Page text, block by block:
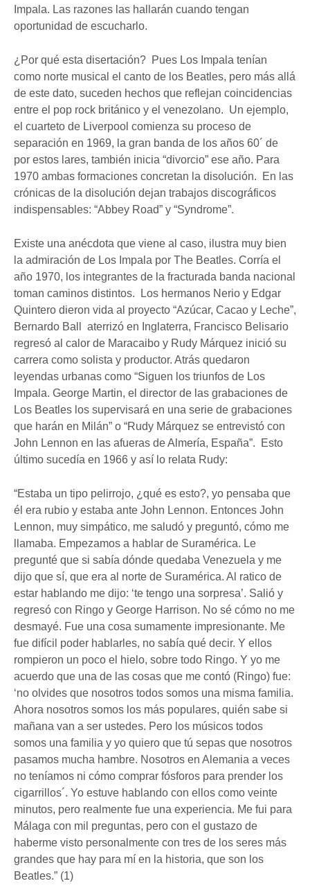
Impala. Las razones las hallarán cuando tengan
oportunidad de escucharlo.
¿Por qué esta disertación? Pues Los Impala tenían
como norte musical el canto de los Beatles, pero más allá
de este dato, suceden hechos que reflejan coincidencias
entre el pop rock británico y el venezolano. Un ejemplo,
el cuarteto de Liverpool comienza su proceso de
separación en 1969, la gran banda de los años 60´ de
por estos lares, también inicia “divorcio” ese año. Para
1970 ambas formaciones concretan la disolución. En las
crónicas de la disolución dejan trabajos discográficos
indispensables: “Abbey Road” y “Syndrome”.
Existe una anécdota que viene al caso, ilustra muy bien
la admiración de Los Impala por The Beatles. Corría el
año 1970, los integrantes de la fracturada banda nacional
toman caminos distintos. Los hermanos Nerio y Edgar
Quintero dieron vida al proyecto “Azúcar, Cacao y Leche”,
Bernardo Ball aterrizó en Inglaterra, Francisco Belisario
regresó al calor de Maracaibo y Rudy Márquez inició su
carrera como solista y productor. Atrás quedaron
leyendas urbanas como “Siguen los triunfos de Los
Impala. George Martin, el director de las grabaciones de
Los Beatles los supervisará en una serie de grabaciones
que harán en Milán” o “Rudy Márquez se entrevistó con
John Lennon en las afueras de Almería, España”. Esto
último sucedía en 1966 y así lo relata Rudy:
“Estaba un tipo pelirrojo, ¿qué es esto?, yo pensaba que
él era rubio y estaba ante John Lennon. Entonces John
Lennon, muy simpático, me saludó y preguntó, cómo me
llamaba. Empezamos a hablar de Suramérica. Le
pregunté que si sabía dónde quedaba Venezuela y me
dijo que sí, que era al norte de Suramérica. Al ratico de
estar hablando me dijo: ‘te tengo una sorpresa’. Salió y
regresó con Ringo y George Harrison. No sé cómo no me
desmayé. Fue una cosa sumamente impresionante. Me
fue difícil poder hablarles, no sabía qué decir. Y ellos
rompieron un poco el hielo, sobre todo Ringo. Y yo me
acuerdo que una de las cosas que me contó (Ringo) fue:
‘no olvides que nosotros todos somos una misma familia.
Ahora nosotros somos los más populares, quién sabe si
mañana van a ser ustedes. Pero los músicos todos
somos una familia y yo quiero que tú sepas que nosotros
pasamos mucha hambre. Nosotros en Alemania a veces
no teníamos ni cómo comprar fósforos para prender los
cigarrillos´. Yo estuve hablando con ellos como veinte
minutos, pero realmente fue una experiencia. Me fui para
Málaga con mil preguntas, pero con el gustazo de
haberme visto personalmente con tres de los seres más
grandes que hay para mí en la historia, que son los
Beatles.” (1)